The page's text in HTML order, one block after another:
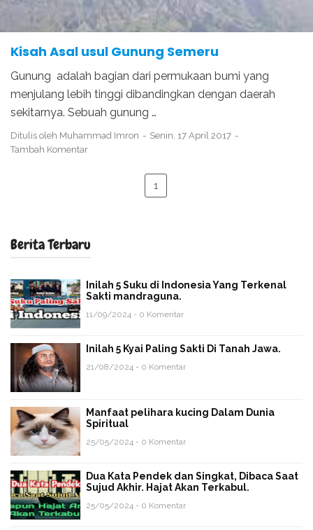
Kisah Asal usul Gunung Semeru
Gunung adalah bagian dari permukaan bumi yang
menjulang lebih tinggi dibandingkan dengan daerah
sekitarnya. Sebuah gunung …
Ditulis oleh Muhammad Imron
Senin, 17 April 2017
Tambah Komentar
1
Berita Terbaru
Inilah 5 Suku di Indonesia Yang Terkenal
Sakti mandraguna.
11/09/2024 - 0 Komentar
Inilah 5 Kyai Paling Sakti Di Tanah Jawa.
21/08/2024 - 0 Komentar
Manfaat pelihara kucing Dalam Dunia
Spiritual
25/05/2024 - 0 Komentar
Dua Kata Pendek dan Singkat, Dibaca Saat
Sujud Akhir. Hajat Akan Terkabul.
25/05/2024 - 0 Komentar